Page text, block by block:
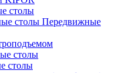
столы
Передвижные
столы
столы